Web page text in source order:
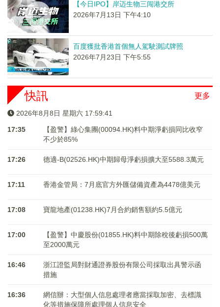
【今日IPO】岸迈生物三闯港交所
2026年7月13日 下午4:10
百度獲批香港首個無人駕駛測試牌照
2026年7月23日 下午5:55
更多
快訊
2026年8月8日 星期六 17:59:41
17:35
【盈警】綠心集團(00094.HK)料中期淨虧損同比收窄
不少於85%
17:26 德適-B(02526.HK)中期歸母淨虧損擴大至5588.3萬元
17:11 香港金管局：7月底官方外匯儲備資產為4478億美元
17:08 寶龍地產(01238.HK)7月合約銷售額約5.5億元
17:00
【盈警】中慶股份(01855.HK)料中期除稅後虧損500萬
至2000萬元
16:46
浙江證監局對財通證券股份有限公司採取出具警示函
措施
16:36
網信辦：大型個人信息處理者應當採取加密、去標識
化等措施保障所處理個人信息安全